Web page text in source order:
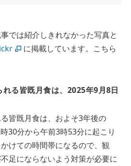
では紹介しきれなかった写真と
に掲載しています。こちら
る皆既月食は、2025年9月8日
皆既月食は、およそ3年後の
30分から午前3時53分に起こり
けての時間帯になるので、観
足にならないよう対策が必要に